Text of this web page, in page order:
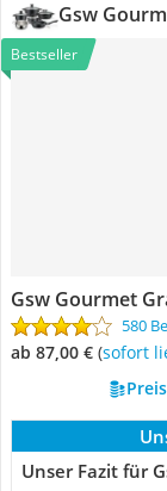
Gsw
Bestseller
Gsw Gourmet
580
ab 87,00 € ( Sofort
Unser Fazit für